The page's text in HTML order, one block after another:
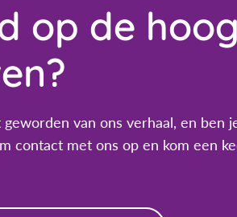
op de
geworden van ons verhaal, en ben
contact met ons op en kom een